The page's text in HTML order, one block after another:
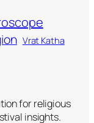
Vrat Katha
for religious
insights.